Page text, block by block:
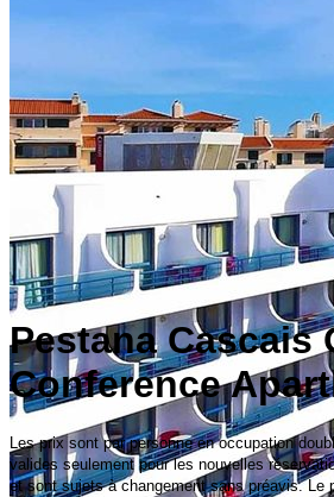
Pestana Cascais
Conference
Les prix sont par personne en occupation
valides seulement pour les nouvelles
et sont sujets à changement sans préavis. Le